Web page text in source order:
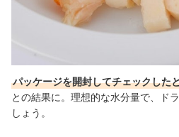
パッケージを開封してチェックした
との結果に。理想的な水分量で、ド
しょう。